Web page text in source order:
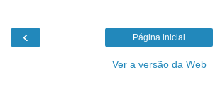
‹ Página inicial
Ver a versão da Web